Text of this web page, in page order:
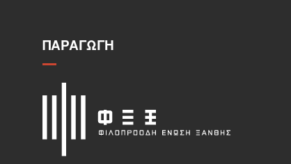
ΠΑΡΑΓΩΓΉ